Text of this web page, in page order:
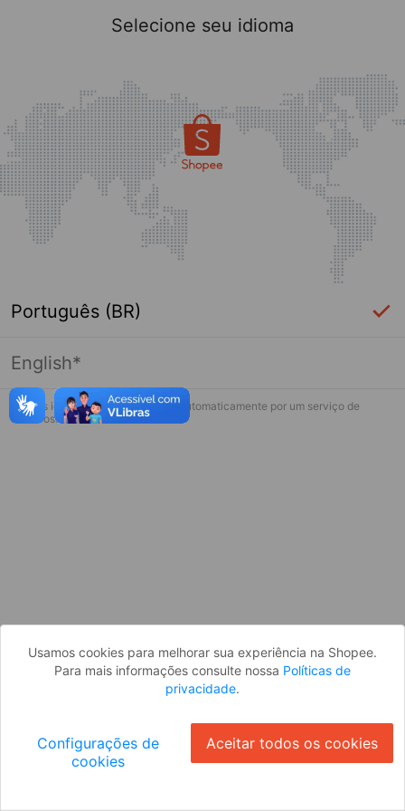
Página indisponível
Desculpe, algo deu errado. Faça login
Selecione seu idioma
Português (BR)
English*
* Esses idiomas serão traduzidos automaticamente por um serviço de
terceiros.
Usamos cookies para melhorar sua experiência na Shopee.
Para mais informações consulte nossa Políticas de
privacidade.
Configurações de
cookies
Aceitar todos os cookies